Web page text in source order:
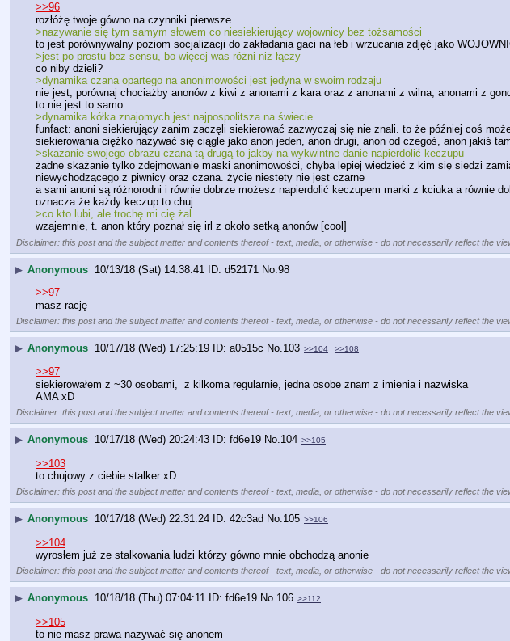
>>96
rozłóżę twoje gówno na czynniki pierwsze
>nazywanie się tym samym słowem co niesiekierujący wojownicy bez tożsamości
to jest porównywalny poziom socjalizacji do zakładania gaci na łeb i wrzucania zdjęć jako
>jest po prostu bez sensu, bo więcej was różni niż łączy
co niby dzieli?
>dynamika czana opartego na anonimowości jest jedyna w swoim rodzaju
nie jest, porównaj chociażby anonów z kiwi z anonami z kara oraz z anonami z wilna, anonami z
to nie jest to samo
>dynamika kółka znajomych jest najpospolitsza na świecie
funfact: anoni siekierujący zanim zaczęli siekierować zazwyczaj się nie znali. to że później coś
siekierowania ciężko nazywać się ciągle jako anon jeden, anon drugi, anon od czegoś, anon jakiś
>skażanie swojego obrazu czana tą drugą to jakby na wykwintne danie napierdolić keczupu
żadne skażanie tylko zdejmowanie maski anonimowości, chyba lepiej wiedzieć z kim się siedzi
niewychodzącego z piwnicy oraz czana. życie niestety nie jest czarne
a sami anoni są różnorodni i równie dobrze możesz napierdolić keczupem marki z kciuka a
oznacza że każdy keczup to chuj
>co kto lubi, ale trochę mi cię żal
wzajemnie, t. anon który poznał się irl z około setką anonów [cool]
Disclaimer: this post and the subject matter and contents thereof - text, media, or otherwise - do not necessarily reflect the
▶ Anonymous 10/13/18 (Sat) 14:38:41 d52171 No.98
>>97
masz rację
Disclaimer: this post and the subject matter and contents thereof - text, media, or otherwise - do not necessarily reflect the
▶ Anonymous 10/17/18 (Wed) 17:25:19 a0515c No.103 >>104 >>108
>>97
siekierowałem z ~30 osobami,  z kilkoma regularnie, jedna osobe znam z imienia i nazwiska
AMA xD
Disclaimer: this post and the subject matter and contents thereof - text, media, or otherwise - do not necessarily reflect the
▶ Anonymous 10/17/18 (Wed) 20:24:43 fd6e19 No.104 >>105
>>103
to chujowy z ciebie stalker xD
Disclaimer: this post and the subject matter and contents thereof - text, media, or otherwise - do not necessarily reflect the
▶ Anonymous 10/17/18 (Wed) 22:31:24 42c3ad No.105 >>106
>>104
wyrosłem już ze stalkowania ludzi którzy gówno mnie obchodzą anonie
Disclaimer: this post and the subject matter and contents thereof - text, media, or otherwise - do not necessarily reflect the
▶ Anonymous 10/18/18 (Thu) 07:04:11 fd6e19 No.106 >>112
>>105
to nie masz prawa nazywać się anonem